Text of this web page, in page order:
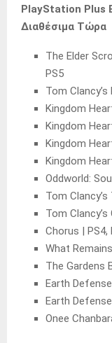
PlayStation Plus
Διαθέσιμα Τώρα
The Elder
PS5
Tom Clancy’s
Kingdom
Kingdom
Kingdom
Kingdom
Oddworld:
Tom
Tom
Chorus | PS4,
What
The Gardens
Earth
Earth
Onee